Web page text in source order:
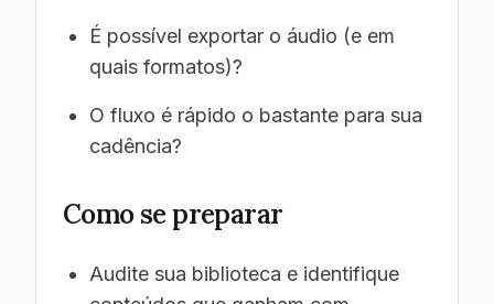
É possível exportar o áudio (e em
quais formatos)?
O fluxo é rápido o bastante para sua
cadência?
Como se preparar
Audite sua biblioteca e identifique